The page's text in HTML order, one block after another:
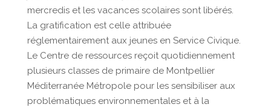
mercredis et les vacances scolaires sont libérés.
La gratification est celle attribuée
réglementairement aux jeunes en Service Civique.
Le Centre de ressources reçoit quotidiennement
plusieurs classes de primaire de Montpellier
Méditerranée Métropole pour les sensibiliser aux
problématiques environnementales et à la